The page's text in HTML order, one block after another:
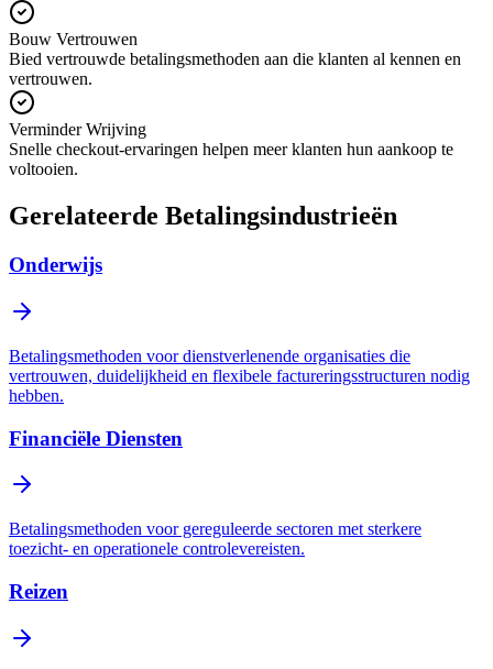
Bouw Vertrouwen
Bied vertrouwde betalingsmethoden aan die klanten al kennen en
vertrouwen.
Verminder Wrijving
Snelle checkout-ervaringen helpen meer klanten hun aankoop te
voltooien.
Gerelateerde Betalingsindustrieën
Onderwijs
Betalingsmethoden voor dienstverlenende organisaties die
vertrouwen, duidelijkheid en flexibele factureringsstructuren nodig
hebben.
Financiële Diensten
Betalingsmethoden voor gereguleerde sectoren met sterkere
toezicht- en operationele controlevereisten.
Reizen